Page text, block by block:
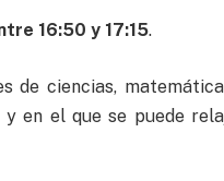
16:50 y 17:15.
de ciencias,
en el que se puede